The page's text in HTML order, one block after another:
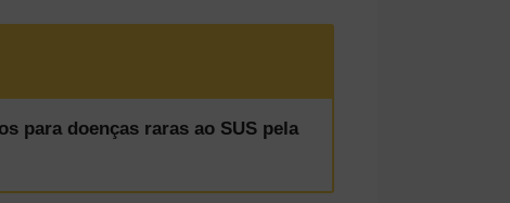
para doenças raras ao SUS pela